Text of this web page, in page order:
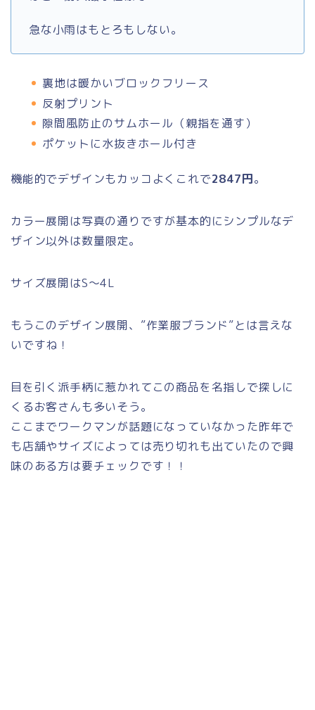
急な小雨はもとろもしない。
裏地は暖かいブロックフリース
反射プリント
隙間風防止のサムホール（親指を通す）
ポケットに水抜きホール付き
機能的でデザインもカッコよくこれで2847円。
カラー展開は写真の通りですが基本的にシンプルなデ
ザイン以外は数量限定。
サイズ展開はS～4L
もうこのデザイン展開、”作業服ブランド”とは言えな
いですね！
目を引く派手柄に惹かれてこの商品を名指しで探しに
くるお客さんも多いそう。
ここまでワークマンが話題になっていなかった昨年で
も店舗やサイズによっては売り切れも出ていたので興
味のある方は要チェックです！！